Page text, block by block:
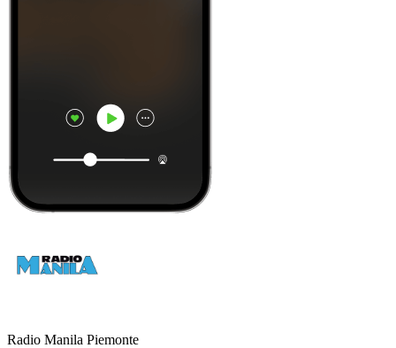
Radio Manila Piemonte